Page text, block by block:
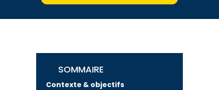
SOMMAIRE
Contexte & objectifs